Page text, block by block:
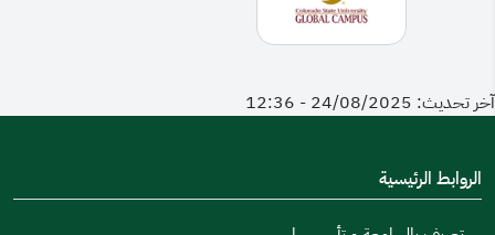
آخر تحديث: 24/08/2025 - 12:36
الروابط الرئيسية